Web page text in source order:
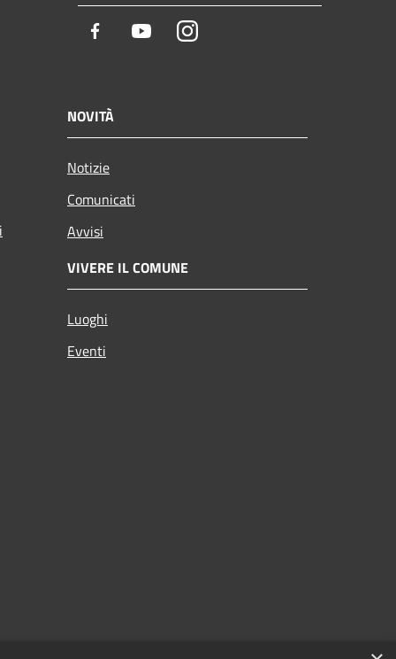
Facebook YoutubeInstagram
NOVITÀ
Notizie
Comunicati
Avvisi
VIVERE IL COMUNE
Luoghi
Eventi